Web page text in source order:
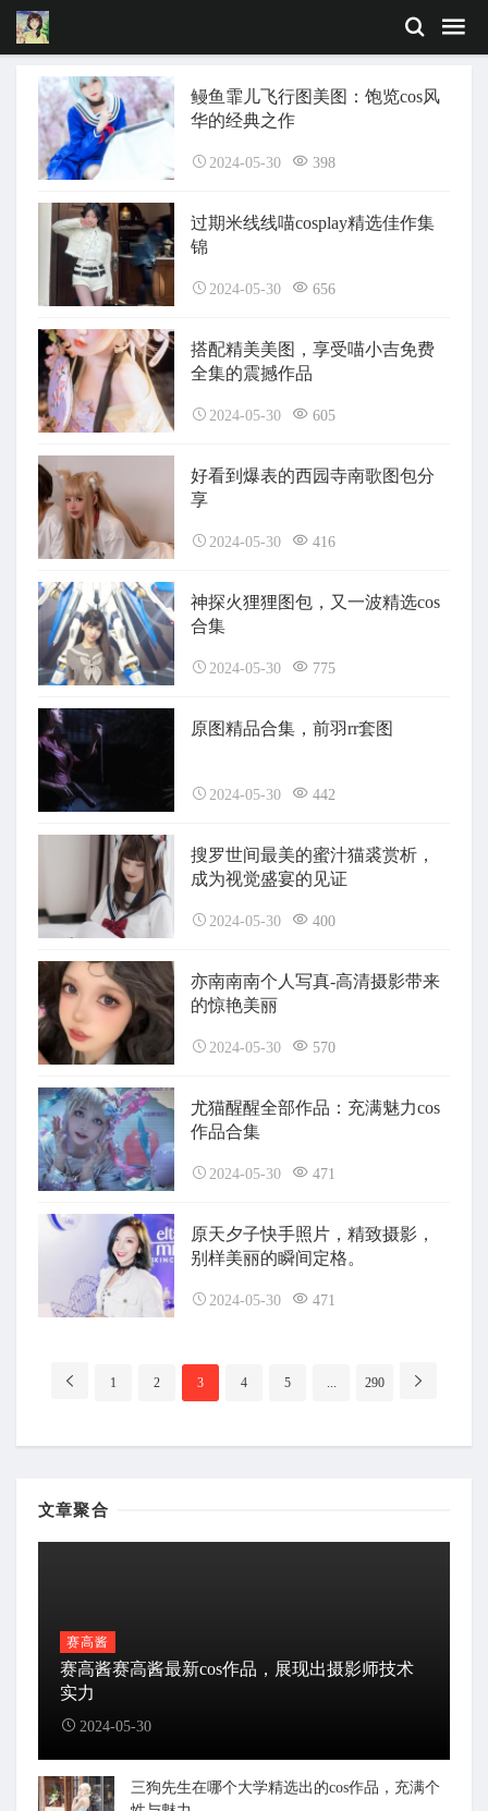
鳗鱼霏儿飞行图美图：饱览cos风
华的经典之作
2024-05-30 398
过期米线线喵cosplay精选佳作集
锦
2024-05-30 656
搭配精美美图，享受喵小吉免费
全集的震撼作品
2024-05-30 605
好看到爆表的西园寺南歌图包分
享
2024-05-30 416
神探火狸狸图包，又一波精选cos
合集
2024-05-30 775
原图精品合集，前羽rr套图
2024-05-30 442
搜罗世间最美的蜜汁猫裘赏析，
成为视觉盛宴的见证
2024-05-30 400
亦南南南个人写真-高清摄影带来
的惊艳美丽
2024-05-30 570
尤猫醒醒全部作品：充满魅力cos
作品合集
2024-05-30 471
原天夕子快手照片，精致摄影，
别样美丽的瞬间定格。
2024-05-30 471
航
1 2 3 4 5 ... 290
文章聚合
赛高酱
赛高酱赛高酱最新cos作品，展现出摄影师技术
实力
2024-05-30
三狗先生在哪个大学精选出的cos作品，充满个